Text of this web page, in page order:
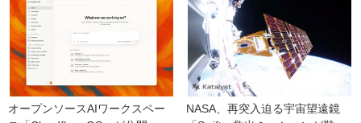
オープンソースAIワークスペー
NASA、再突入迫る宇宙望遠鏡